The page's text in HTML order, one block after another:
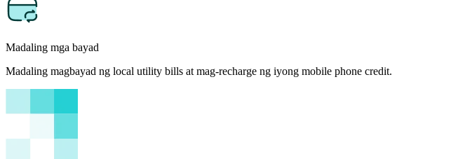
Madaling mga bayad
Madaling magbayad ng local utility bills at mag-recharge ng iyong mobile phone credit.